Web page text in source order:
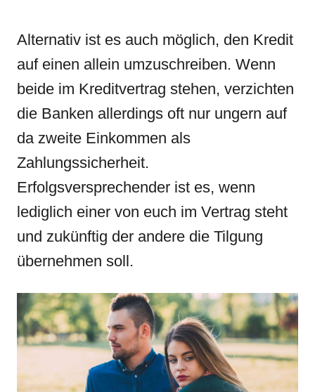
Alternativ ist es auch möglich, den Kredit
auf einen allein umzuschreiben. Wenn
beide im Kreditvertrag stehen, verzichten
die Banken allerdings oft nur ungern auf
da zweite Einkommen als
Zahlungssicherheit.
Erfolgsversprechender ist es, wenn
lediglich einer von euch im Vertrag steht
und zukünftig der andere die Tilgung
übernehmen soll.